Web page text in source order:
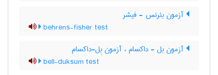
آزمون بئرنس - فیشر
behrens-fisher test
آزمون بل - داکسام ، آزمون بِل-داکسام
bell-duksum test